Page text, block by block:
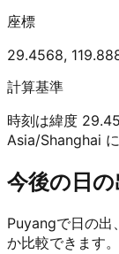
座標
29.4568,
計算基準
時刻は緯度
Asia/Shanghai
今後の日
Puyangで日の出
か比較できます。